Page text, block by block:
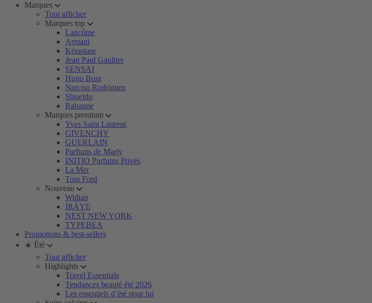
Marques
Tout afficher
Marques top
Lancôme
Armani
Kérastase
Jean Paul Gaultier
SENSAI
Hugo Boss
Narciso Rodriguez
Shiseido
Rabanne
Marques premium
Yves Saint Laurent
GIVENCHY
GUERLAIN
Parfums de Marly
INITIO Parfums Privés
La Mer
Tom Ford
Nouveau
Widian
IRÄYE
NEST NEW YORK
TYPEBEA
Promotions & best-sellers
☀️ Été
Tout afficher
Highlights
Travel Essentials
Tendances beauté été 2026
Les essentiels d’été pour lui